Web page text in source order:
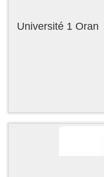
Université 1 Oran